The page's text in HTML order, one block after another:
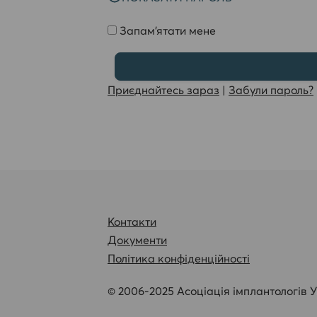
Запам'ятати мене
Приєднайтесь зараз | Забули пароль?
Контакти
Документи
Політика конфіденційності
© 2006-2025 Асоціація імплантологів